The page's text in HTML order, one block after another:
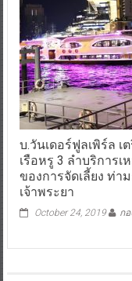
บ.วันเดอร์ฟูลเพิร์ล
เรือหรู 3 ลำบริการ
ของการจัดเลี้ยง ท่า
เจ้าพระยา
October 24, 2019 ก